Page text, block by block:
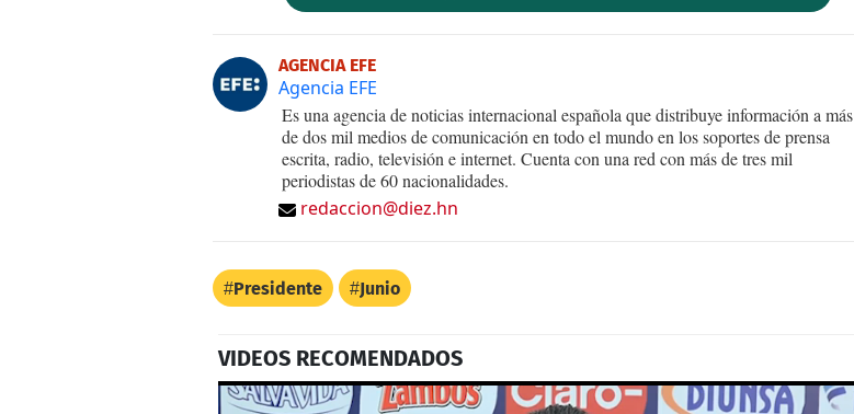
AGENCIA EFE
Agencia EFE
Es una agencia de noticias internacional española que distribuye información a más
de dos mil medios de comunicación en todo el mundo en los soportes de prensa
escrita, radio, televisión e internet. Cuenta con una red con más de tres mil
periodistas de 60 nacionalidades.
redaccion@diez.hn
Presidente Junio
VIDEOS RECOMENDADOS